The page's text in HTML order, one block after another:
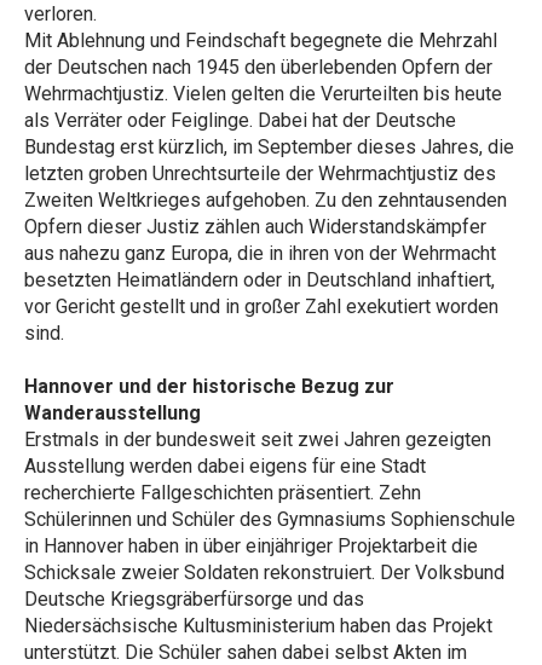
verloren.
Mit Ablehnung und Feindschaft begegnete die Mehrzahl
der Deutschen nach 1945 den überlebenden Opfern der
Wehrmachtjustiz. Vielen gelten die Verurteilten bis heute
als Verräter oder Feiglinge. Dabei hat der Deutsche
Bundestag erst kürzlich, im September dieses Jahres, die
letzten groben Unrechtsurteile der Wehrmachtjustiz des
Zweiten Weltkrieges aufgehoben. Zu den zehntausenden
Opfern dieser Justiz zählen auch Widerstandskämpfer
aus nahezu ganz Europa, die in ihren von der Wehrmacht
besetzten Heimatländern oder in Deutschland inhaftiert,
vor Gericht gestellt und in großer Zahl exekutiert worden
sind.
Hannover und der historische Bezug zur
Wanderausstellung
Erstmals in der bundesweit seit zwei Jahren gezeigten
Ausstellung werden dabei eigens für eine Stadt
recherchierte Fallgeschichten präsentiert. Zehn
Schülerinnen und Schüler des Gymnasiums Sophienschule
in Hannover haben in über einjähriger Projektarbeit die
Schicksale zweier Soldaten rekonstruiert. Der Volksbund
Deutsche Kriegsgräberfürsorge und das
Niedersächsische Kultusministerium haben das Projekt
unterstützt. Die Schüler sahen dabei selbst Akten im